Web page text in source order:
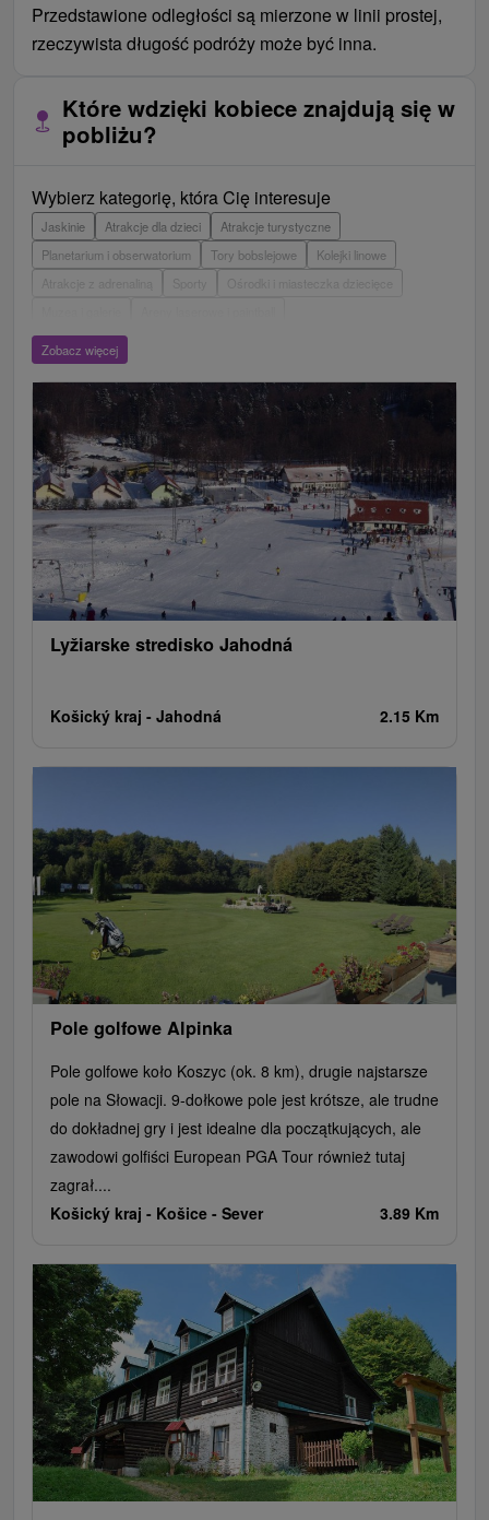
Przedstawione odległości są mierzone w linii prostej,
rzeczywista długość podróży może być inna.
Które wdzięki kobiece znajdują się w
pobliżu?
Wybierz kategorię, która Cię interesuje
Jaskinie Atrakcje dla dzieci
Atrakcje turystyczne
Planetarium i obserwatorium
Tory bobslejowe
Kolejki linowe
Atrakcje z adrenaliną
Wieże obserwacyjne i chodniki
Escaperoom
Ogrody botaniczne
Loty widokowe i rejsy wycieczkowe
Tarcze
Jeziora, jeziora, zbiorniki wodne
Zabytki techniki
Wodospady
Kościoły drewniane
Túry a turistické chodníky
Zamki Chaty górskie
Teatry
Miejsca sakralne
Rafting, rafting, rafting
Ośrodek narciarski
Pola golfowe
Parki miejskie i zamkowe
Obiekty architektoniczne
Amfiteatry i kina w przyrodzie
Tory gokartowe
Szlaki winne
Zobacz więcej
Lyžiarske stredisko Jahodná
Košický kraj - Jahodná 2.15 Km
Pole golfowe Alpinka
Pole golfowe koło Koszyc (ok. 8 km), drugie najstarsze
pole na Słowacji. 9-dołkowe pole jest krótsze, ale trudne
do dokładnej gry i jest idealne dla początkujących, ale
zawodowi golfiści European PGA Tour również tutaj
zagrał....
Košický kraj - Košice - Sever 3.89 Km